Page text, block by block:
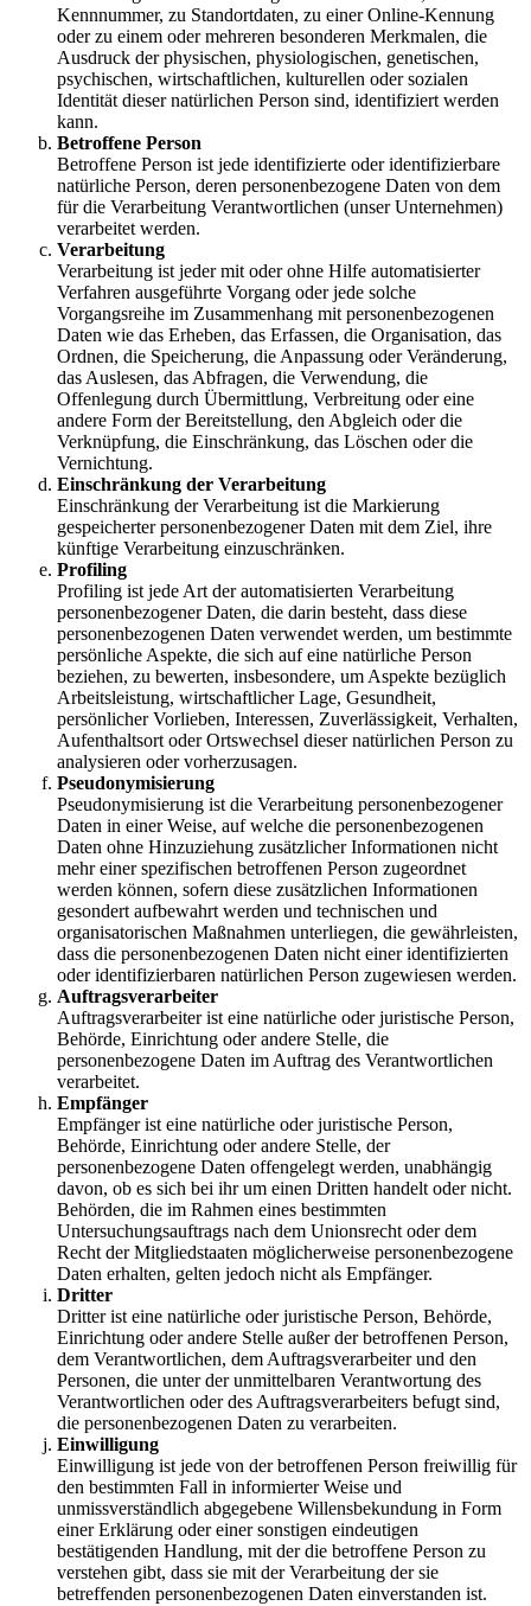
Kennnummer, zu Standortdaten, zu einer Online-Kennung
oder zu einem oder mehreren besonderen Merkmalen, die
Ausdruck der physischen, physiologischen, genetischen,
psychischen, wirtschaftlichen, kulturellen oder sozialen
Identität dieser natürlichen Person sind, identifiziert werden
kann.
Betroffene Person
Betroffene Person ist jede identifizierte oder identifizierbare
natürliche Person, deren personenbezogene Daten von dem
für die Verarbeitung Verantwortlichen (unser Unternehmen)
verarbeitet werden.
Verarbeitung
Verarbeitung ist jeder mit oder ohne Hilfe automatisierter
Verfahren ausgeführte Vorgang oder jede solche
Vorgangsreihe im Zusammenhang mit personenbezogenen
Daten wie das Erheben, das Erfassen, die Organisation, das
Ordnen, die Speicherung, die Anpassung oder Veränderung,
das Auslesen, das Abfragen, die Verwendung, die
Offenlegung durch Übermittlung, Verbreitung oder eine
andere Form der Bereitstellung, den Abgleich oder die
Verknüpfung, die Einschränkung, das Löschen oder die
Vernichtung.
Einschränkung der Verarbeitung
Einschränkung der Verarbeitung ist die Markierung
gespeicherter personenbezogener Daten mit dem Ziel, ihre
künftige Verarbeitung einzuschränken.
Profiling
Profiling ist jede Art der automatisierten Verarbeitung
personenbezogener Daten, die darin besteht, dass diese
personenbezogenen Daten verwendet werden, um bestimmte
persönliche Aspekte, die sich auf eine natürliche Person
beziehen, zu bewerten, insbesondere, um Aspekte bezüglich
Arbeitsleistung, wirtschaftlicher Lage, Gesundheit,
persönlicher Vorlieben, Interessen, Zuverlässigkeit, Verhalten,
Aufenthaltsort oder Ortswechsel dieser natürlichen Person zu
analysieren oder vorherzusagen.
Pseudonymisierung
Pseudonymisierung ist die Verarbeitung personenbezogener
Daten in einer Weise, auf welche die personenbezogenen
Daten ohne Hinzuziehung zusätzlicher Informationen nicht
mehr einer spezifischen betroffenen Person zugeordnet
werden können, sofern diese zusätzlichen Informationen
gesondert aufbewahrt werden und technischen und
organisatorischen Maßnahmen unterliegen, die gewährleisten,
dass die personenbezogenen Daten nicht einer identifizierten
oder identifizierbaren natürlichen Person zugewiesen werden.
Auftragsverarbeiter
Auftragsverarbeiter ist eine natürliche oder juristische Person,
Behörde, Einrichtung oder andere Stelle, die
personenbezogene Daten im Auftrag des Verantwortlichen
verarbeitet.
Empfänger
Empfänger ist eine natürliche oder juristische Person,
Behörde, Einrichtung oder andere Stelle, der
personenbezogene Daten offengelegt werden, unabhängig
davon, ob es sich bei ihr um einen Dritten handelt oder nicht.
Behörden, die im Rahmen eines bestimmten
Untersuchungsauftrags nach dem Unionsrecht oder dem
Recht der Mitgliedstaaten möglicherweise personenbezogene
Daten erhalten, gelten jedoch nicht als Empfänger.
Dritter
Dritter ist eine natürliche oder juristische Person, Behörde,
Einrichtung oder andere Stelle außer der betroffenen Person,
dem Verantwortlichen, dem Auftragsverarbeiter und den
Personen, die unter der unmittelbaren Verantwortung des
Verantwortlichen oder des Auftragsverarbeiters befugt sind,
die personenbezogenen Daten zu verarbeiten.
Einwilligung
Einwilligung ist jede von der betroffenen Person freiwillig für
den bestimmten Fall in informierter Weise und
unmissverständlich abgegebene Willensbekundung in Form
einer Erklärung oder einer sonstigen eindeutigen
bestätigenden Handlung, mit der die betroffene Person zu
verstehen gibt, dass sie mit der Verarbeitung der sie
betreffenden personenbezogenen Daten einverstanden ist.